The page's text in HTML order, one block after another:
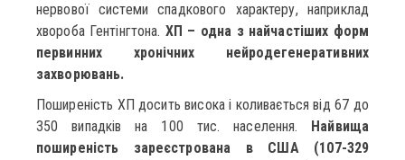
нервової системи спадкового характеру, наприклад
хвороба Гентінгтона. ХП – одна з найчастіших форм
первинних хронічних нейродегенеративних
захворювань.
Поширеність ХП досить висока і коливається від 67 до
350 випадків на 100 тис. населення. Найвища
поширеність зареєстрована в США (107-329